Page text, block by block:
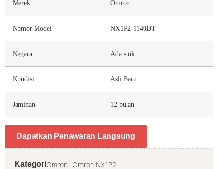
Merek Omron
Nomor Model NX1P2-1140DT
Negara Ada stok
Kondisi Asli Baru
Jaminan 12 bulan
Dapatkan Penawaran Langsung
KategoriOmron Omron NX1P2